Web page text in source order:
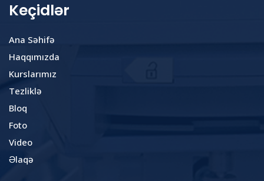
Keçidlər
Ana Səhifə
Haqqımızda
Kurslarımız
Tezliklə
Bloq
Foto
Video
Əlaqə